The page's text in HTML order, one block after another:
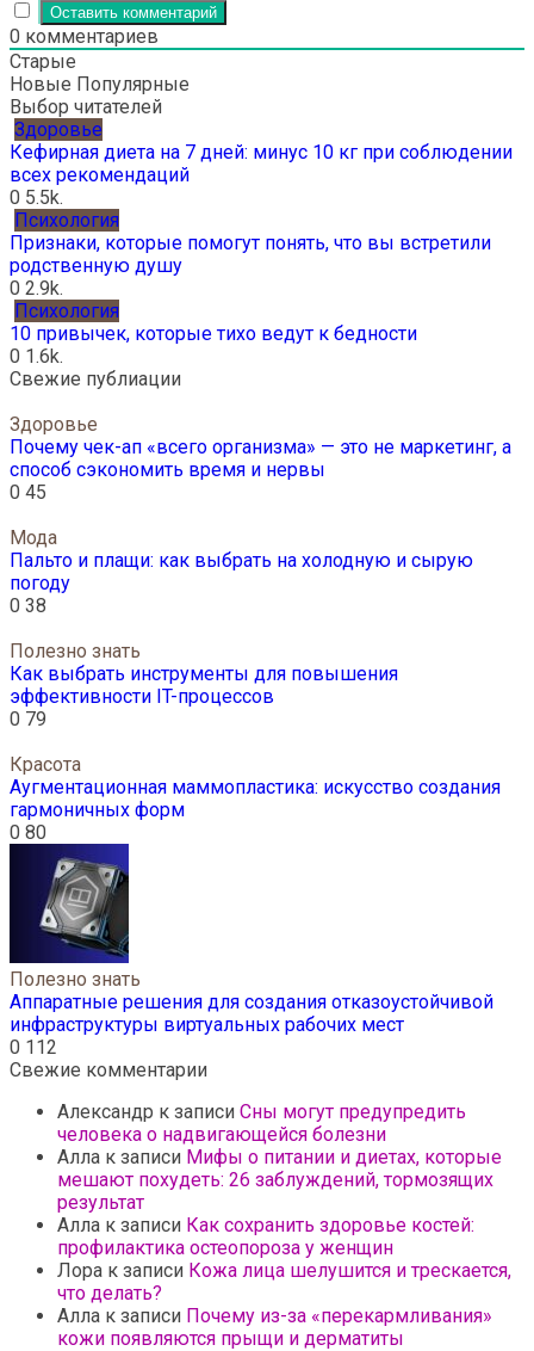
0 комментариев
Старые
Новые Популярные
Выбор читателей
Здоровье
Кефирная диета на 7 дней: минус 10 кг при соблюдении
всех рекомендаций
0 5.5k.
Психология
Признаки, которые помогут понять, что вы встретили
родственную душу
0 2.9k.
Психология
10 привычек, которые тихо ведут к бедности
0 1.6k.
Свежие публиации
Здоровье
Почему чек-ап «всего организма» — это не маркетинг, а
способ сэкономить время и нервы
0 45
Мода
Пальто и плащи: как выбрать на холодную и сырую
погоду
0 38
Полезно знать
Как выбрать инструменты для повышения
эффективности IT-процессов
0 79
Красота
Аугментационная маммопластика: искусство создания
гармоничных форм
0 80
Полезно знать
Аппаратные решения для создания отказоустойчивой
инфраструктуры виртуальных рабочих мест
0 112
Свежие комментарии
Александр к записи Сны могут предупредить
человека о надвигающейся болезни
Алла к записи Мифы о питании и диетах, которые
мешают похудеть: 26 заблуждений, тормозящих
результат
Алла к записи Как сохранить здоровье костей:
профилактика остеопороза у женщин
Лора к записи Кожа лица шелушится и трескается,
что делать?
Алла к записи Почему из-за «перекармливания»
кожи появляются прыщи и дерматиты